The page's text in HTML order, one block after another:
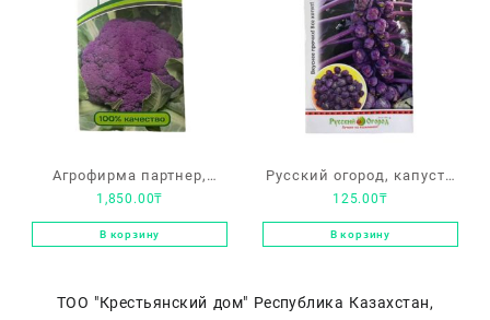
Агрофирма партнер,
капуста цветная
«Деперпл F1»
1,850.00₸
В корзину
Русский огород, капуста
Брюссельская
«Изабелла»
125.00₸
В корзину
ТОО "Крестьянский дом" Республика Казахстан,